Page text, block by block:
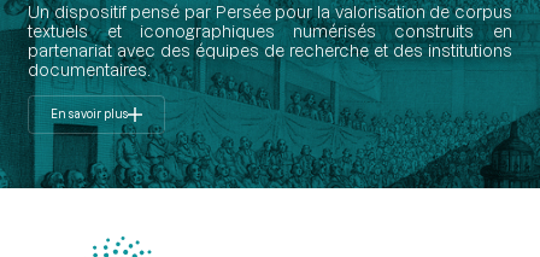
Un dispositif pensé par Persée pour la valorisation de corpus
textuels et iconographiques numérisés construits en
partenariat avec des équipes de recherche et des institutions
documentaires.
En savoir plus